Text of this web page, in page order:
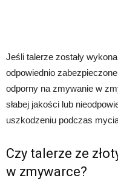
Jeśli talerze zostały
odpowiednio
odporny na zmywanie w
słabej jakości lub
uszkodzeniu podczas
Czy talerze ze
w zmywarce?